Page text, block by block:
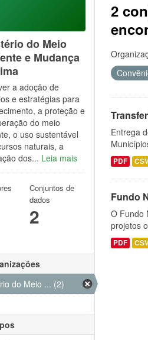
2
Entrega
PDF
Fundo
O Fundo
projetos
PDF
do Meio
e Mudança
a adoção de
e estratégias para
a proteção e
do meio
o uso sustentável
naturais, a
dos... Leia mais
Conjuntos de
dados
2
do Meio ... (2)